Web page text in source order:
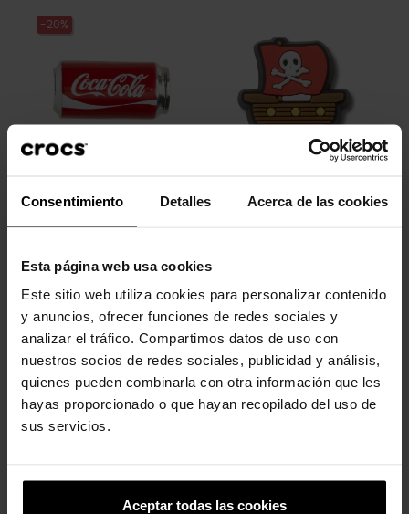
Consentimiento Detalles Acerca de las cookies
Esta página web usa cookies
Este sitio web utiliza cookies para personalizar contenido
y anuncios, ofrecer funciones de redes sociales y
analizar el tráfico. Compartimos datos de uso con
nuestros socios de redes sociales, publicidad y análisis,
quienes pueden combinarla con otra información que les
hayas proporcionado o que hayan recopilado del uso de
sus servicios.
Aceptar todas las cookies
-20%
Lata de Coca-Cola Navio pirata
4,99 € 3,99 € 5,99 € 4,79 €